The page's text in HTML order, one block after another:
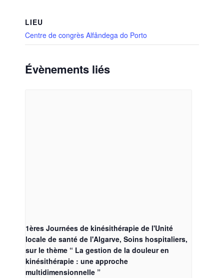
LIEU
Centre de congrès Alfândega do Porto
Évènements liés
1ères Journées de kinésithérapie de l'Unité
locale de santé de l'Algarve, Soins hospitaliers,
sur le thème “ La gestion de la douleur en
kinésithérapie : une approche
multidimensionnelle ”